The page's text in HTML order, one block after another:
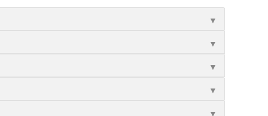
▼
▼
▼
▼
▼